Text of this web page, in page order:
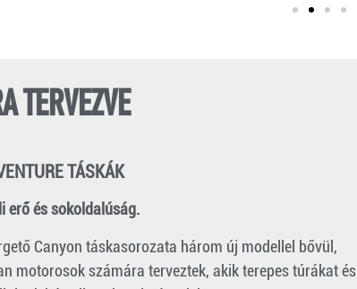
TERVEZVE
TÁSKÁK
erő és sokoldalúság.
Canyon táskasorozata három új modellel bővül,
motorosok számára terveztek, akik terepes túrákat és